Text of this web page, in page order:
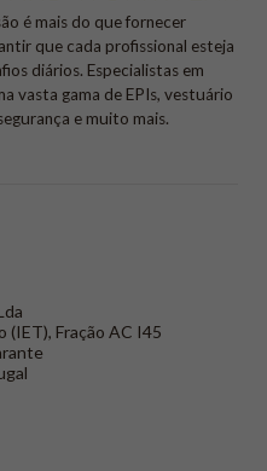
é mais do que fornecer
que cada profissional esteja
diários. Especialistas em
vasta gama de EPIs, vestuário
e muito mais.
(IET), Fração AC I45